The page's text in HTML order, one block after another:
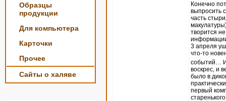
Образцы
продукции
Для компьютера
Карточки
Прочее
Сайты о халяве
Конечно
выпросить
часть
творится
3 апреля
что-то
событий… И
воскрес, и
было в
первый